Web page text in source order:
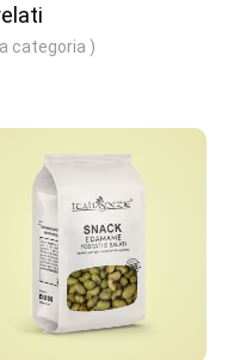
categoria )